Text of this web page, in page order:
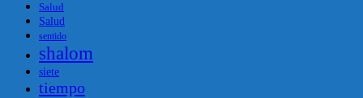
Salud
Salud
sentido
shalom
siete
tiempo